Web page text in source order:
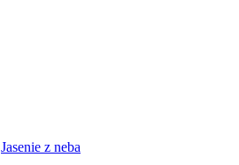
Jasenie z neba